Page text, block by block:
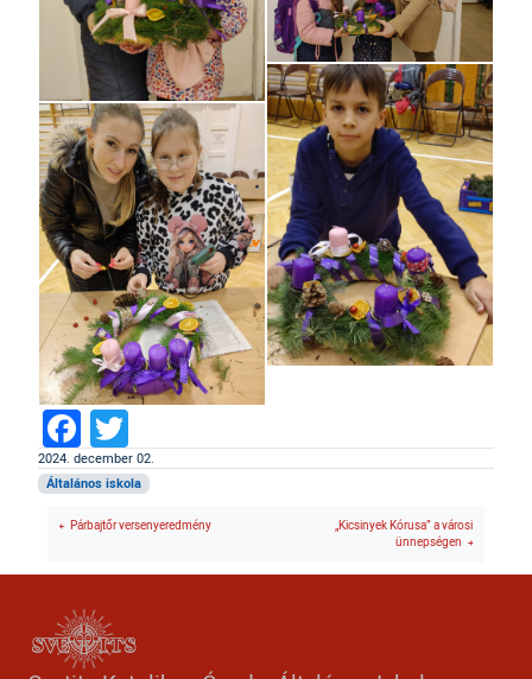
Facebook
2024. december 02.
Általános iskola
Párbajtőr versenyeredmény
„Kicsinyek Kórusa” a városi
ünnepségen